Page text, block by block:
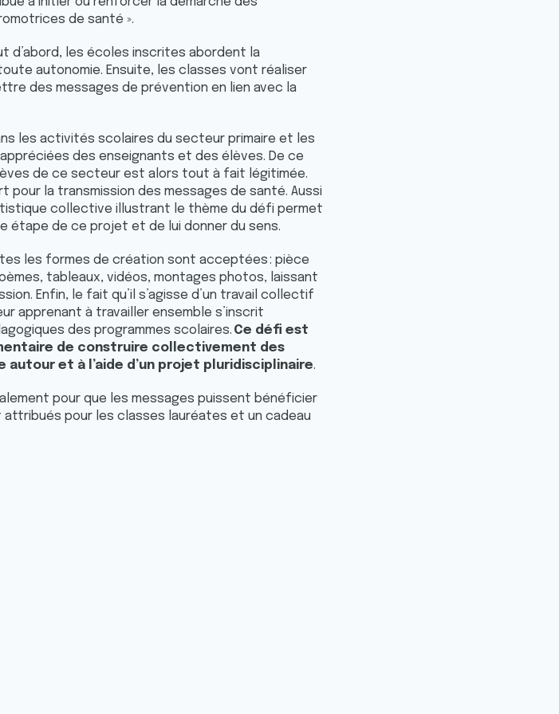
de santé ».
d’abord, les écoles inscrites abordent la
autonomie. Ensuite, les classes vont réaliser
des messages de prévention en lien avec la
les activités scolaires du secteur primaire et les
des enseignants et des élèves. De ce
de ce secteur est alors tout à fait légitimée.
la transmission des messages de santé. Aussi
collective illustrant le thème du défi permet
étape de ce projet et de lui donner du sens.
les formes de création sont acceptées : pièce
tableaux, vidéos, montages photos, laissant
Enfin, le fait qu’il s’agisse d’un travail collectif
apprenant à travailler ensemble s’inscrit
des programmes scolaires. Ce défi est
de construire collectivement des
et à l’aide d’un projet pluridisciplinaire.
pour que les messages puissent bénéficier
attribués pour les classes lauréates et un cadeau